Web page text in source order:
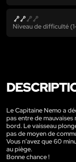
Niveau de difficulté
Le Capitaine Nemo a
pas entre de mauvaises
bord. Le vaisseau
pas de moyen de
Vous n’avez que 60
au piège.
Bonne chance !